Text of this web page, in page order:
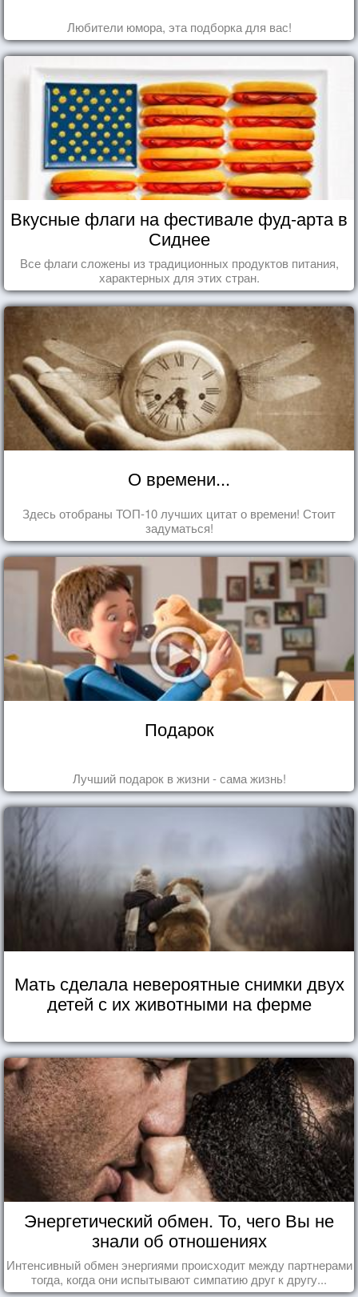
Любители юмора, эта подборка для вас!
Вкусные флаги на фестивале фуд-арта в
Сиднее
Все флаги сложены из традиционных продуктов питания,
характерных для этих стран.
О времени...
Здесь отобраны ТОП-10 лучших цитат о времени! Стоит
задуматься!
Подарок
Лучший подарок в жизни - сама жизнь!
Мать сделала невероятные снимки двух
детей с их животными на ферме
Энергетический обмен. То, чего Вы не
знали об отношениях
Интенсивный обмен энергиями происходит между партнерами
тогда, когда они испытывают симпатию друг к другу...